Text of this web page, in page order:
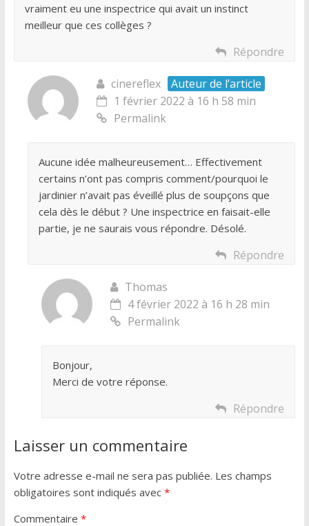
vraiment eu une inspectrice qui avait un instinct
meilleur que ces collèges ?
Répondre
cinereflex
Auteur de l’article
1 février 2022 à 16 h 58 min
Permalink
Aucune idée malheureusement… Effectivement
certains n’ont pas compris comment/pourquoi le
jardinier n’avait pas éveillé plus de soupçons que
cela dès le début ? Une inspectrice en faisait-elle
partie, je ne saurais vous répondre. Désolé.
Répondre
Thomas
4 février 2022 à 16 h 28 min
Permalink
Bonjour,
Merci de votre réponse.
Répondre
Laisser un commentaire
Votre adresse e-mail ne sera pas publiée. Les champs
obligatoires sont indiqués avec *
Commentaire *